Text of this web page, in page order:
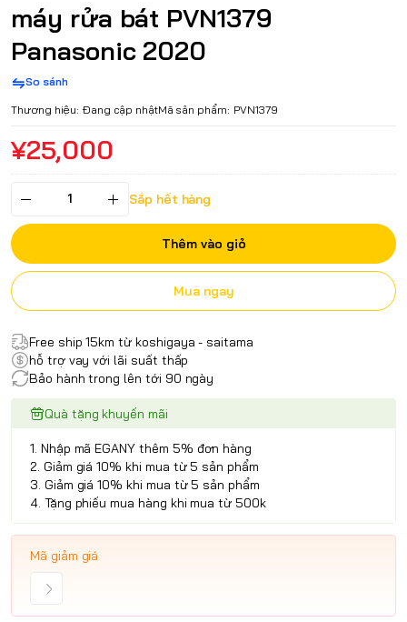
máy rửa bát PVN1379
Panasonic 2020
So sánh
Thương hiệu: Đang cập nhậtMã sản phẩm: PVN1379
¥25,000
Sắp hết hàng
Thêm vào giỏ
Mua ngay
Free ship 15km từ koshigaya - saitama
hỗ trợ vay với lãi suất thấp
Bảo hành trong lên tới 90 ngày
Quà tặng khuyến mãi
1. Nhập mã EGANY thêm 5% đơn hàng
2. Giảm giá 10% khi mua từ 5 sản phẩm
3. Giảm giá 10% khi mua từ 5 sản phẩm
4. Tặng phiếu mua hàng khi mua từ 500k
Mã giảm giá